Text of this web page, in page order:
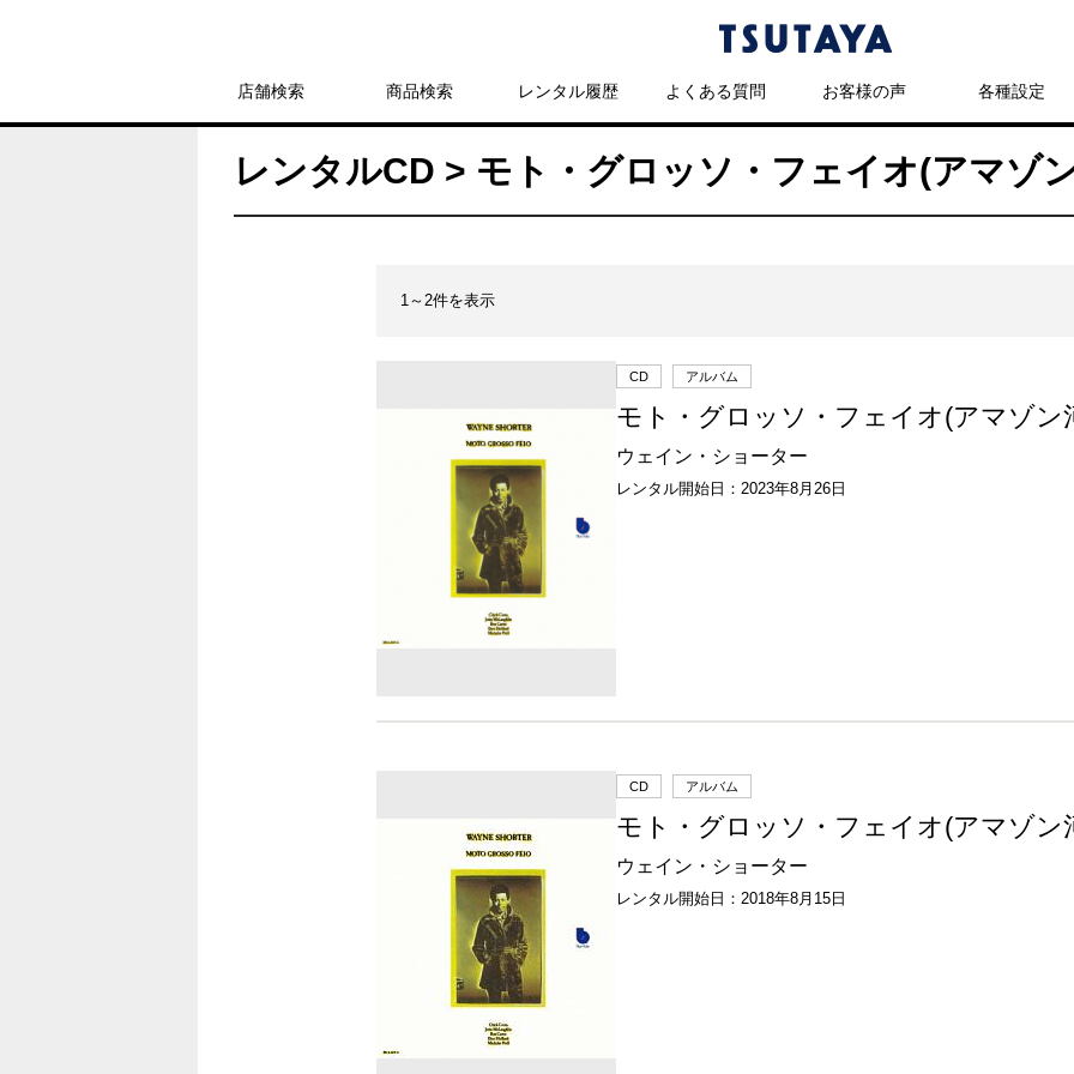
店舗検索 商品検索 レンタル履歴 よくある質問 お客様の声 各種設定
レンタルCD > モト・グロッソ・フェイオ(アマゾ
1～2件を表示
CD アルバム
モト・グロッソ・フェイオ(アマゾン
ウェイン・ショーター
レンタル開始日：2023年8月26日
CD アルバム
モト・グロッソ・フェイオ(アマゾン
ウェイン・ショーター
レンタル開始日：2018年8月15日